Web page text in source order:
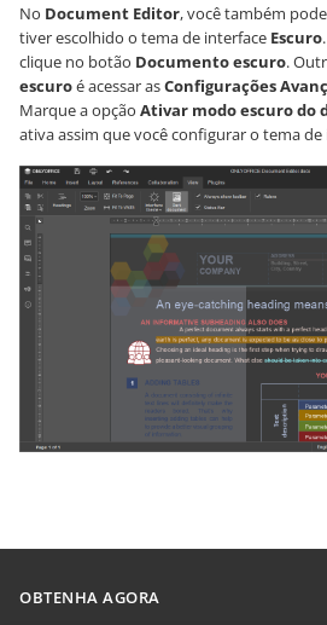
No Document Editor, você também
tiver escolhido o tema de interface Escuro
clique no botão Documento escuro.
escuroé acessar asConfigurações
Marque a opção Ativar modo escuro do
ativa assim que você configurar o tema
OBTENHA AGORA